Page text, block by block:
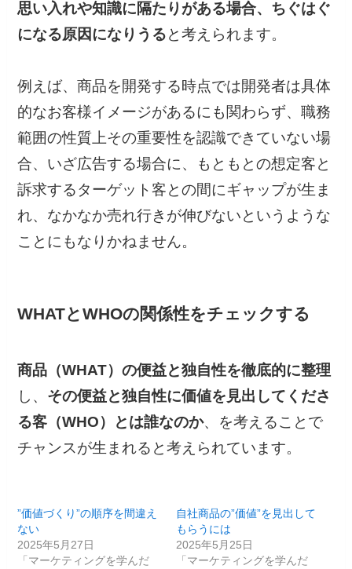
思い入れや知識に隔たりがある場合、ちぐはぐ
になる原因になりうると考えられます。
例えば、商品を開発する時点では開発者は具体
的なお客様イメージがあるにも関わらず、職務
範囲の性質上その重要性を認識できていない場
合、いざ広告する場合に、もともとの想定客と
訴求するターゲット客との間にギャップが生ま
れ、なかなか売れ行きが伸びないというような
ことにもなりかねません。
WHATとWHOの関係性をチェックする
商品（WHAT）の便益と独自性を徹底的に整理
し、 その便益と独自性に価値を見出してくださ
る客（WHO）とは誰なのか、を考えることで
チャンスが生まれると考えられています。
”価値づくり”の順序を間違え
ない
2025年5月27日
「マーケティングを学んだ
自社商品の”価値”を見出して
もらうには
2025年5月25日
「マーケティングを学んだ